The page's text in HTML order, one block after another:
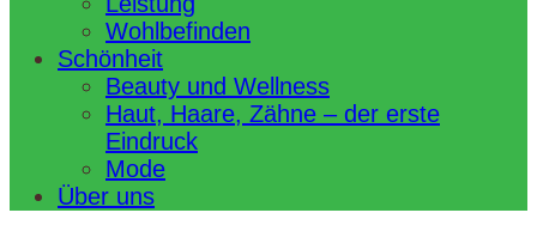
Wohlbefinden
Schönheit
Beauty und Wellness
Haut, Haare, Zähne – der erste
Eindruck
Mode
Über uns